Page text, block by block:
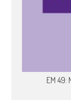
EM 49: